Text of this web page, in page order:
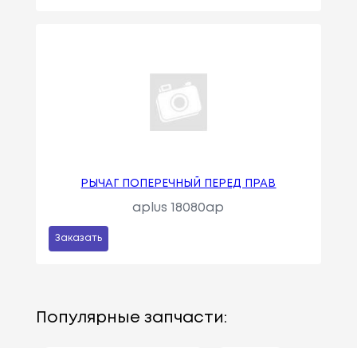
РЫЧАГ ПОПЕРЕЧНЫЙ ПЕРЕД ПРАВ
aplus 18080ap
Заказать
Популярные запчасти: